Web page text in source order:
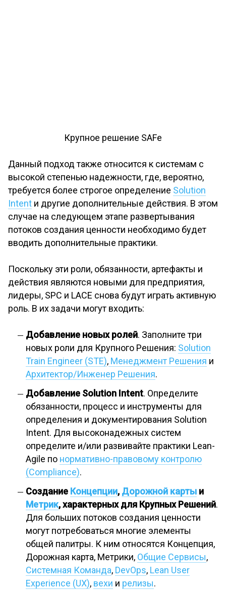
Крупное решение SAFe
Данный подход также относится к системам с
высокой степенью надежности, где, вероятно,
требуется более строгое определение Solution
Intent и другие дополнительные действия. В этом
случае на следующем этапе развертывания
потоков создания ценности необходимо будет
вводить дополнительные практики.
Поскольку эти роли, обязанности, артефакты и
действия являются новыми для предприятия,
лидеры, SPC и LACE снова будут играть активную
роль. В их задачи могут входить:
Добавление новых ролей. Заполните три
новых роли для Крупного Решения: Solution
Train Engineer (STE), Менеджмент Решения и
Архитектор/Инженер Решения.
Добавление Solution Intent. Определите
обязанности, процесс и инструменты для
определения и документирования Solution
Intent. Для высоконадежных систем
определите и/или развивайте практики Lean-
Agile по нормативно-правовому контролю
(Compliance).
Создание Концепции, Дорожной карты и
Метрик, характерных для Крупных Решений.
Для больших потоков создания ценности
могут потребоваться многие элементы
общей палитры. К ним относятся Концепция,
Дорожная карта, Метрики, Общие Сервисы,
Системная Команда, DevOps, Lean User
Experience (UX), вехи и релизы.